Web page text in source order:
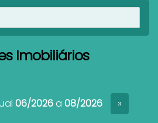
Imobiliários
06/2026a 08/2026 »